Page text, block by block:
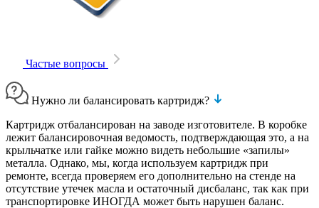
Частые вопросы
Нужно ли балансировать картридж?
Картридж отбалансирован на заводе изготовителе. В коробке
лежит балансировочная ведомость, подтверждающая это, а на
крыльчатке или гайке можно видеть небольшие «запилы»
металла. Однако, мы, когда используем картридж при
ремонте, всегда проверяем его дополнительно на стенде на
отсутствие утечек масла и остаточный дисбаланс, так как при
транспортировке ИНОГДА может быть нарушен баланс.